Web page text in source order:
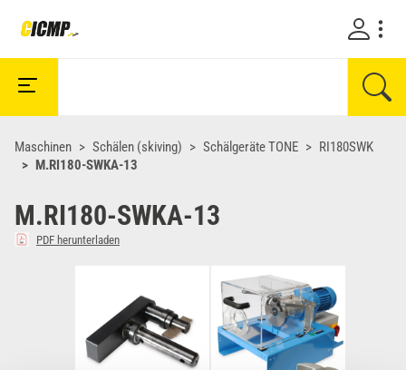
Maschinen Schälen (skiving) Schälgeräte TONE
RI180SWK
M.RI180-SWKA-13
M.RI180-SWKA-13
PDF herunterladen